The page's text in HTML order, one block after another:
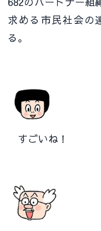
求める市民社会の
る。
すごいね！